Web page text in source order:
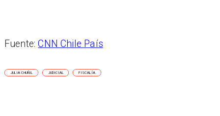
Fuente:CNN Chile País
JULIA CHUÑIL JUDICIAL FISCALÍA